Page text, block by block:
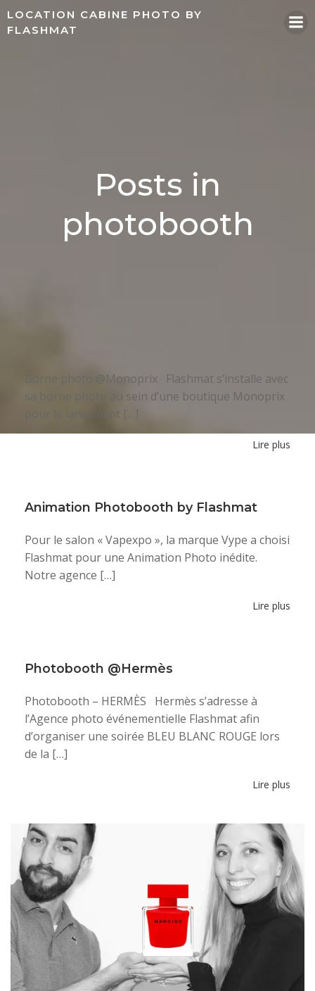
Aller
LOCATION CABINE PHOTO BY
FLASHMAT
Posts in
photobooth
Borne photo @Monoprix Flashmat s’installe avec
sa borne photo au sein d’une boutique Monoprix
pour le lancement […]
Lire plus
Animation Photobooth by Flashmat
Pour le salon « Vapexpo », la marque Vype a choisi
Flashmat pour une Animation Photo inédite.
Notre agence […]
Lire plus
Photobooth @Hermès
Photobooth – HERMÈS Hermès s’adresse à
l’Agence photo événementielle Flashmat afin
d’organiser une soirée BLEU BLANC ROUGE lors
de la […]
Lire plus